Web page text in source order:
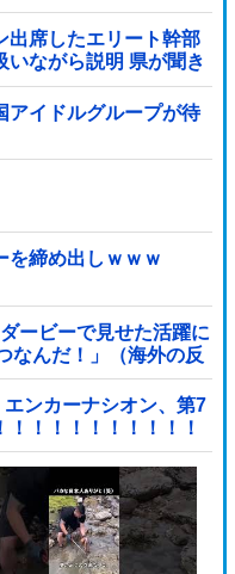
出席したエリート幹部
いながら説明 県が聞き
アイドルグループが待
を締め出しｗｗｗ
ービーで見せた活躍に
なんだ！」（海外の反
ンカーナシオン、第7
！！！！！！！！！